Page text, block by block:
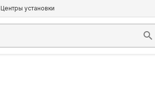
Центры установки